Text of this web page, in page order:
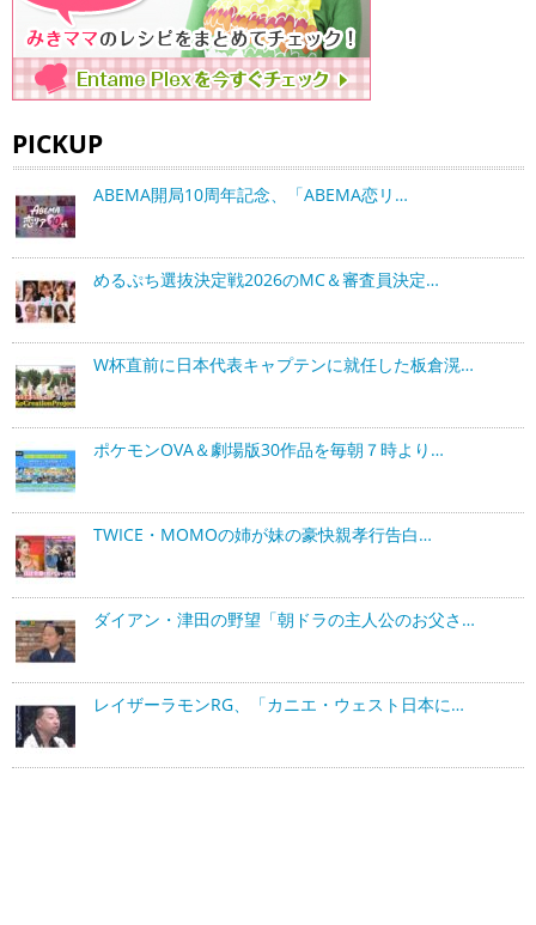
PICKUP
ABEMA開局10周年記念、「ABEMA恋リ…
めるぷち選抜決定戦2026のMC＆審査員決定…
W杯直前に日本代表キャプテンに就任した板倉滉…
ポケモンOVA＆劇場版30作品を毎朝７時より…
TWICE・MOMOの姉が妹の豪快親孝行告白…
ダイアン・津田の野望「朝ドラの主人公のお父さ…
レイザーラモンRG、「カニエ・ウェスト日本に…